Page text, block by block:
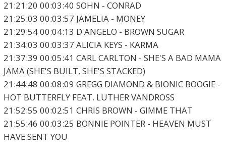
21:21:20 00:03:40 SOHN - CONRAD
21:25:03 00:03:57 JAMELIA - MONEY
21:29:54 00:04:13 D'ANGELO - BROWN SUGAR
21:34:03 00:03:37 ALICIA KEYS - KARMA
21:37:39 00:05:41 CARL CARLTON - SHE'S A BAD MAMA
JAMA (SHE'S BUILT, SHE'S STACKED)
21:44:48 00:08:09 GREGG DIAMOND & BIONIC BOOGIE -
HOT BUTTERFLY FEAT. LUTHER VANDROSS
21:52:55 00:02:51 CHRIS BROWN - GIMME THAT
21:55:46 00:03:25 BONNIE POINTER - HEAVEN MUST
HAVE SENT YOU